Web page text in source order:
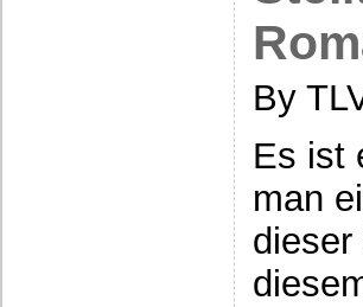
By
Es ist
man